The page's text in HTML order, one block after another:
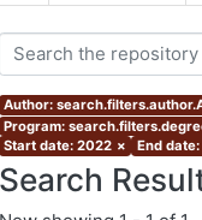
Author:
Program:
Start date: 2022 × End
Search